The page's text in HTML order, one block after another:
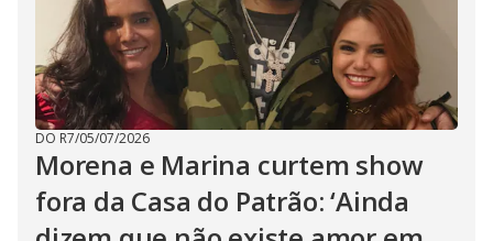
DO R7/05/07/2026
Morena e Marina curtem show
fora da Casa do Patrão: ‘Ainda